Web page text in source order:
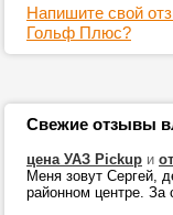
Напишите свой
Гольф Плюс?
Свежие отзывы
цена УАЗ Pickup и
Меня зовут Сергей,
районном центре. За